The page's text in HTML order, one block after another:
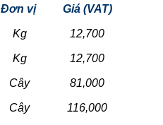
Đơn vị Giá (VAT)
Kg 12,700
Kg 12,700
Cây 81,000
Cây 116,000